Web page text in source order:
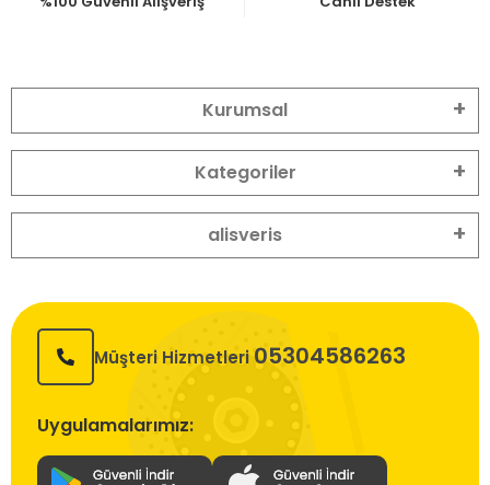
Kurumsal
Kategoriler
alisveris
Müşteri Hizmetleri 05304586263
Uygulamalarımız: